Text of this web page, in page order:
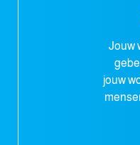
Jouw
jouw